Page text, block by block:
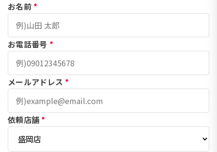
お名前 *
お電話番号 *
メールアドレス *
依頼店舗 *